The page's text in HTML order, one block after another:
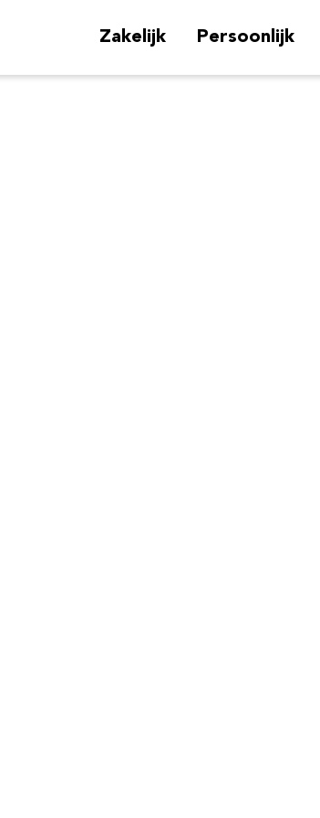
Zakelijk Persoonlijk